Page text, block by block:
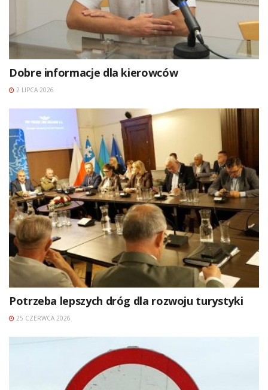
Dobre informacje dla kierowców
2 LIPCA 2026
Potrzeba lepszych dróg dla rozwoju turystyki
25 CZERWCA 2026